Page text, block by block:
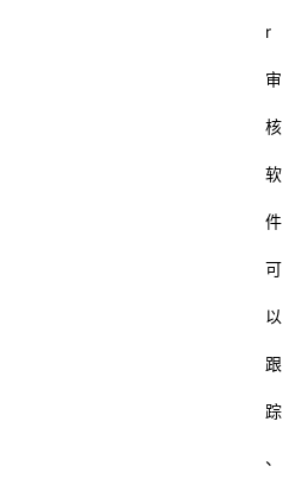
r
审
核
软
件
可
以
跟
踪
、